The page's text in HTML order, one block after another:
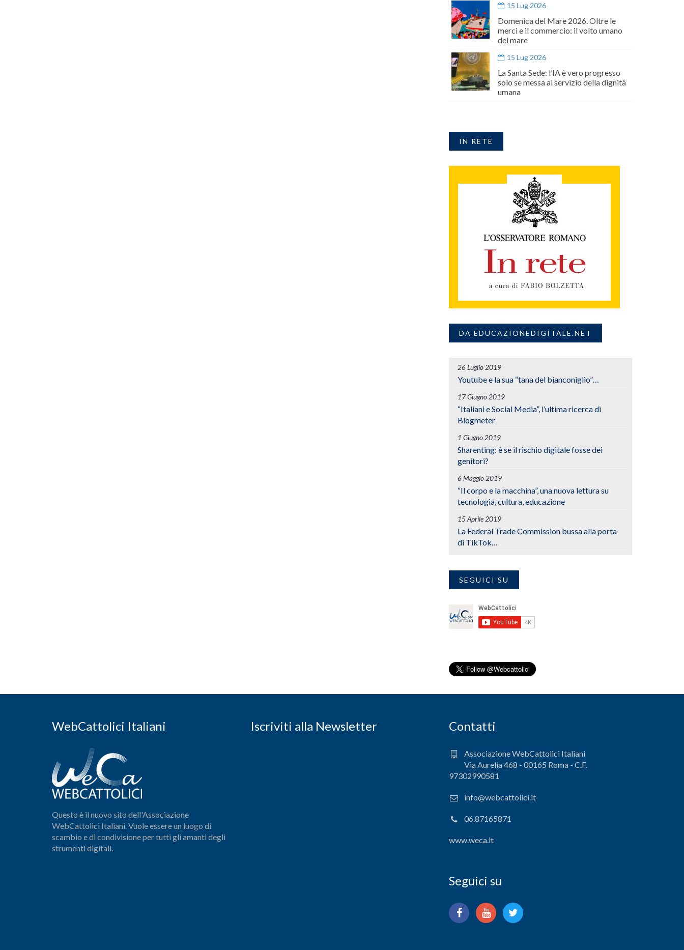
15 Lug 2026
Domenica del Mare 2026. Oltre le
merci e il commercio: il volto umano
del mare
15 Lug 2026
La Santa Sede: l’IA è vero progresso
solo se messa al servizio della dignità
umana
IN RETE
DA EDUCAZIONEDIGITALE.NET
26 Luglio 2019
Youtube e la sua “tana del bianconiglio”…
17 Giugno 2019
“Italiani e Social Media”, l’ultima ricerca di
Blogmeter
1 Giugno 2019
Sharenting: è se il rischio digitale fosse dei
genitori?
6 Maggio 2019
“Il corpo e la macchina”, una nuova lettura su
tecnologia, cultura, educazione
15 Aprile 2019
La Federal Trade Commission bussa alla porta
di TikTok…
SEGUICI SU
WebCattolici Italiani
Questo è il nuovo sito dell'Associazione
WebCattolici Italiani. Vuole essere un luogo di
scambio e di condivisione per tutti gli amanti degli
strumenti digitali.
Iscriviti alla Newsletter Contatti
Associazione WebCattolici Italiani
Via Aurelia 468 - 00165 Roma - C.F.
97302990581
info@webcattolici.it
06.87165871
www.weca.it
Seguici su